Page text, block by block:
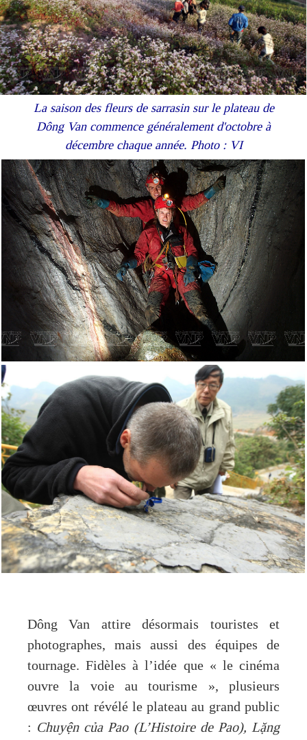
La saison des fleurs de sarrasin sur le plateau de
Dông Van commence généralement d'octobre à
décembre chaque année. Photo : VI
Dông Van attire désormais touristes et
photographes, mais aussi des équipes de
tournage. Fidèles à l’idée que « le cinéma
ouvre la voie au tourisme », plusieurs
œuvres ont révélé le plateau au grand public
: Chuyện của Pao (L’Histoire de Pao), Lặng